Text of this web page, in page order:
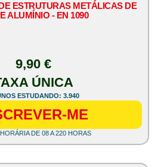
ESTRUTURAS METÁLICAS DE
ALUMÍNIO - EN 1090
9,90 €
ÚNICA
ESTUDANDO: 3.940
ME
DE 08 A 220 HORAS